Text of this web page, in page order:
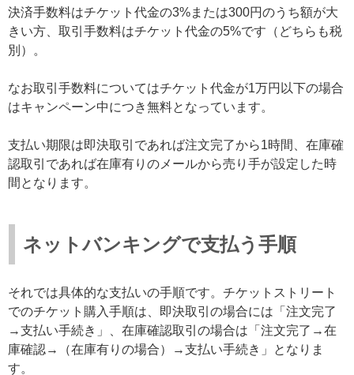
決済手数料はチケット代金の3%または300円のうち額が大
きい方、取引手数料はチケット代金の5%です（どちらも税
別）。
なお取引手数料についてはチケット代金が1万円以下の場合
はキャンペーン中につき無料となっています。
支払い期限は即決取引であれば注文完了から1時間、在庫確
認取引であれば在庫有りのメールから売り手が設定した時
間となります。
ネットバンキングで支払う手順
それでは具体的な支払いの手順です。チケットストリート
でのチケット購入手順は、即決取引の場合には「注文完了
→支払い手続き」、在庫確認取引の場合は「注文完了→在
庫確認→（在庫有りの場合）→支払い手続き」となりま
す。